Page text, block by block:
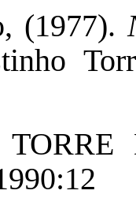
(1977).